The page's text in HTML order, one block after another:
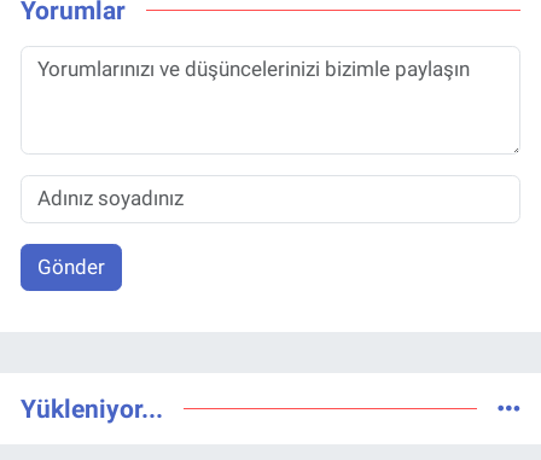
Yorumlar
Gönder
Yükleniyor...